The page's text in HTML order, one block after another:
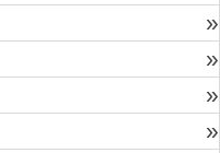
»
»
»
»